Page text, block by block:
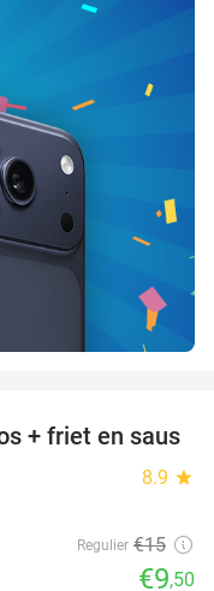
37%
+ friet en saus
8.9 star
Regulier €15
€9,50